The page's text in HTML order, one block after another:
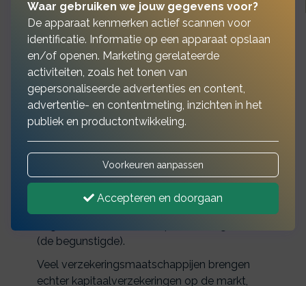
Spaar via uw
kapitaalverzekering!
Een kapitaalverzekering is een vorm van
sparen. Het is een verzekering waarbij, als de
verzekerde (die met name in de polis is
genoemd) op de einddatum nog leeft, het
afgesproken bedrag wordt uitgekeerd aan
(de begunstigde).
Veel verzekeringsmaatschappijen brengen
echter kapitaalverzekeringen op de markt,
Waar gebruiken we jouw gegevens voor?
De apparaat kenmerken actief scannen voor
identificatie. Informatie op een apparaat opslaan
en/of openen. Marketing gerelateerde
activiteiten, zoals het tonen van
gepersonaliseerde advertenties en content,
advertentie- en contentmeting, inzichten in het
publiek en productontwikkeling.
Voorkeuren aanpassen
Accepteren en doorgaan